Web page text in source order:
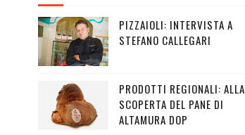
PIZZAIOLI: INTERVISTA A
STEFANO CALLEGARI
PRODOTTI REGIONALI: ALLA
SCOPERTA DEL PANE DI
ALTAMURA DOP